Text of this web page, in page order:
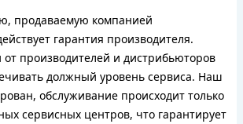
продаваемую компанией
гарантия производителя.
производителей и дистрибьюторов
должный уровень сервиса. Наш
обслуживание происходит только
сервисных центров, что гарантирует